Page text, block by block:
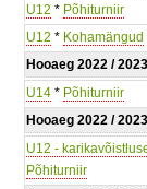
U12 * Põhiturniir
U12 * Kohamängud
Hooaeg 2022 /
U14 * Põhiturniir
Hooaeg 2022 /
U12 -
Põhiturniir